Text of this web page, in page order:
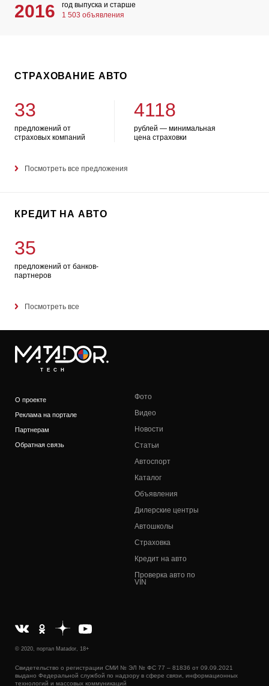
2016
год выпуска и старше
1 503 объявления
СТРАХОВАНИЕ АВТО
33
предложений от
страховых компаний
4118
рублей — минимальная
цена страховки
Посмотреть все предложения
КРЕДИТ НА АВТО
35
предложений от банков-
партнеров
Посмотреть все
TECH
О проекте
Реклама на портале
Партнерам
Обратная связь
Фото
Видео
Новости
Статьи
Автоспорт
Каталог
Объявления
Дилерские центры
Автошколы
Страховка
Кредит на авто
Проверка авто по
VIN
© 2020, портал Matador, 18+
Свидетельство о регистрации СМИ № ЭЛ № ФС 77 – 81836 от 09.09.2021
выдано Федеральной службой по надзору в сфере связи, информационных
технологий и массовых коммуникаций